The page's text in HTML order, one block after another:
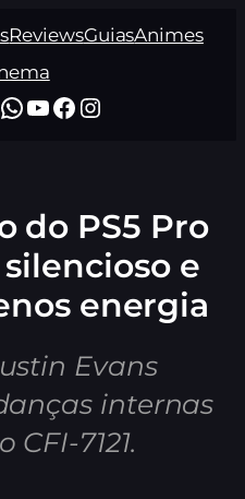
ReviewsGuiasAnimes
WhatsApp
Youtube
Facebook
Instagram
do PS5 Pro
e
energia
Evans
internas
7121.